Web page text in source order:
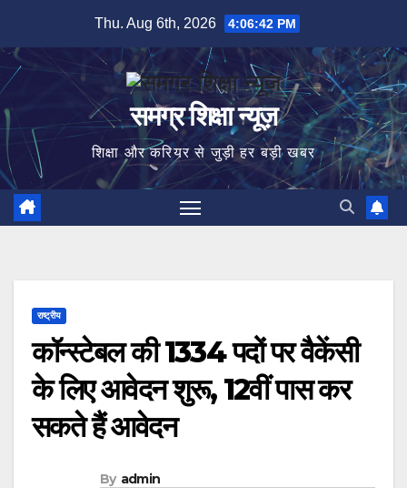
content
Thu. Aug 6th, 2026 4:06:43 PM
समग्र शिक्षा न्यूज़
शिक्षा और करियर से जुड़ी हर बड़ी खबर
राष्ट्रीय
कॉन्स्टेबल की 1334 पदों पर वैकेंसी
के लिए आवेदन शुरू, 12वीं पास कर
सकते हैं आवेदन
By admin